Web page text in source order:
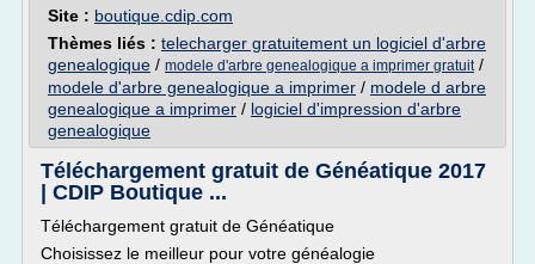
Site : boutique.cdip.com
Thèmes liés : telecharger gratuitement un logiciel d'arbre
genealogique / modele d'arbre genealogique a imprimer gratuit/
modele d'arbre genealogique a imprimer / modele d arbre
genealogique a imprimer / logiciel d'impression d'arbre
genealogique
Téléchargement gratuit de Généatique 2017
| CDIP Boutique ...
Téléchargement gratuit de Généatique
Choisissez le meilleur pour votre généalogie